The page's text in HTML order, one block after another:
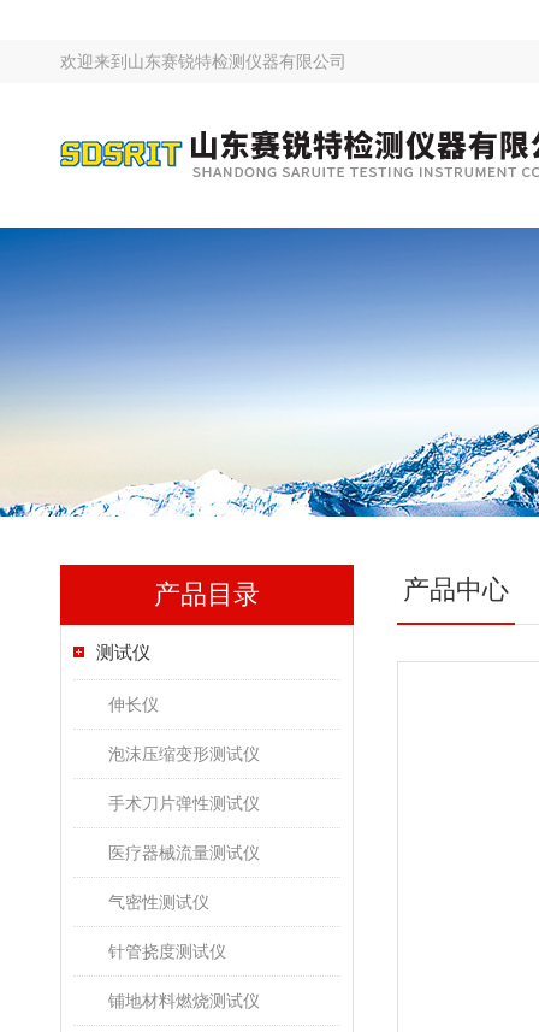
欢迎来到 山东赛锐特检测仪器有限公司
产品目录
测试仪
伸长仪
泡沫压缩变形测试仪
手术刀片弹性测试仪
医疗器械流量测试仪
气密性测试仪
针管挠度测试仪
铺地材料燃烧测试仪
产品中心